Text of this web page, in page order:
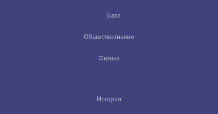
База
Обществознание
Физика
История